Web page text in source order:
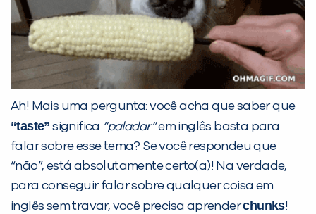
Ah! Mais uma pergunta: você acha que saber que
“taste” significa “paladar”em inglês basta para
falar sobre esse tema? Se você respondeu que
“não”, está absolutamente certo(a)! Na verdade,
para conseguir falar sobre qualquer coisa em
inglês sem travar, você precisa aprenderchunks!